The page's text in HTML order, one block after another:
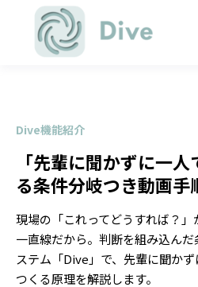
Dive機能紹介
「先輩に聞かずに一
る条件分岐つき動画手
現場の「これってどうすれば？
一直線だから。判断を組み込ん
ステム「Dive」で、先輩に聞か
つくる原理を解説します。